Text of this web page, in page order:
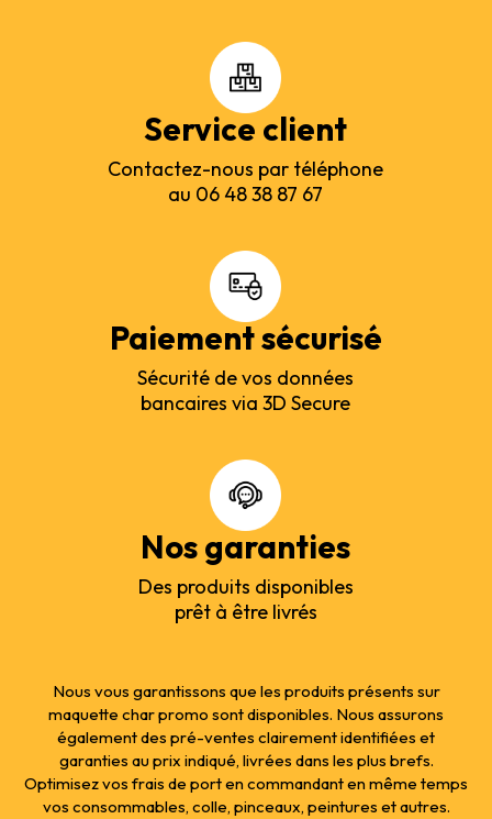
Service client
Contactez-nous par téléphone
au 06 48 38 87 67
Paiement sécurisé
Sécurité de vos données
bancaires via 3D Secure
Nos garanties
Des produits disponibles
prêt à être livrés
Nous vous garantissons que les produits présents sur
maquette char promo sont disponibles. Nous assurons
également des pré-ventes clairement identifiées et
garanties au prix indiqué, livrées dans les plus brefs.
Optimisez vos frais de port en commandant en même temps
vos consommables, colle, pinceaux, peintures et autres.